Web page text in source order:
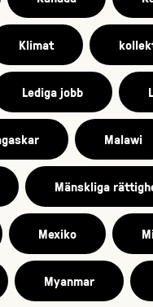
Klimat
Lediga jobb
Malawi
Mänskliga
Mexiko
Myanmar